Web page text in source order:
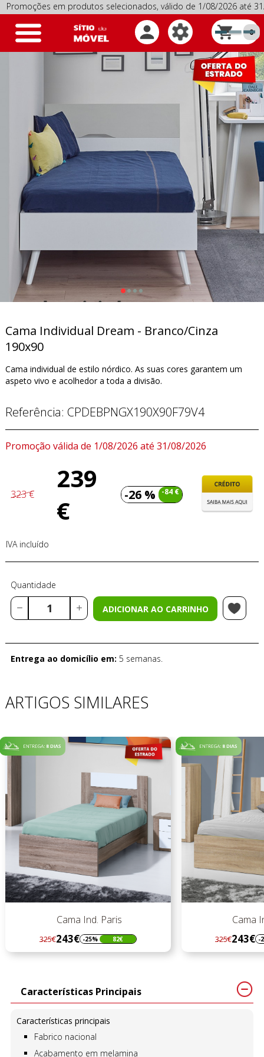
em produtos selecionados, válido de 1/08/2026 até 31/
Toggle
navigation 0
Cama Individual Dream - Branco/Cinza
190x90
Cama individual de estilo nórdico. As suas cores garantem um
aspeto vivo e acolhedor a toda a divisão.
Referência: CPDEBPNGX190X90F79V4
Promoção válida de 1/08/2026 até 31/08/2026
323 €
239
€
-26 % -84 €
IVA incluído
Quantidade
ADICIONAR AO CARRINHO
Entrega ao domicílio em: 5 semanas.
ARTIGOS SIMILARES
Cama Ind. Paris
Regular
preço
325€243€
Preço -25% 82€
Cama
Regular
preço
325€243€
Preço -
Características Principais
Características principais
Fabrico nacional
Acabamento em melamina